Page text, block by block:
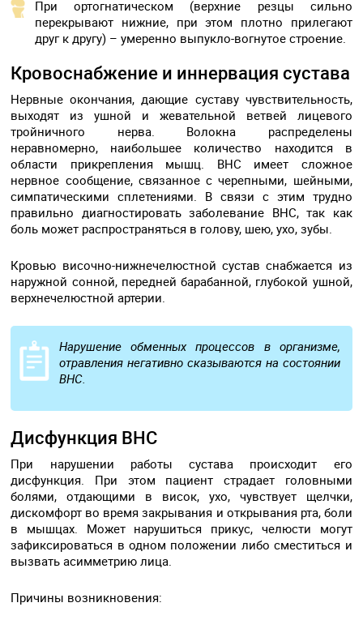
При ортогнатическом (верхние резцы сильно
перекрывают нижние, при этом плотно прилегают
друг к другу) – умеренно выпукло-вогнутое строение.
Кровоснабжение и иннервация сустава
Нервные окончания, дающие суставу чувствительность,
выходят из ушной и жевательной ветвей лицевого
тройничного нерва. Волокна распределены
неравномерно, наибольшее количество находится в
области прикрепления мышц. ВНС имеет сложное
нервное сообщение, связанное с черепными, шейными,
симпатическими сплетениями. В связи с этим трудно
правильно диагностировать заболевание ВНС, так как
боль может распространяться в голову, шею, ухо, зубы.
Кровью височно-нижнечелюстной сустав снабжается из
наружной сонной, передней барабанной, глубокой ушной,
верхнечелюстной артерии.
Нарушение обменных процессов в организме,
отравления негативно сказываются на состоянии
ВНС.
Дисфункция ВНС
При нарушении работы сустава происходит его
дисфункция. При этом пациент страдает головными
болями, отдающими в висок, ухо, чувствует щелчки,
дискомфорт во время закрывания и открывания рта, боли
в мышцах. Может нарушиться прикус, челюсти могут
зафиксироваться в одном положении либо сместиться и
вызвать асимметрию лица.
Причины возникновения: